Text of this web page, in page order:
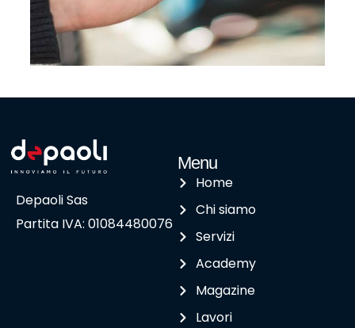
Depaoli Sas
Partita IVA: 01084480076
Menu
Home
Chi siamo
Servizi
Academy
Magazine
Lavori